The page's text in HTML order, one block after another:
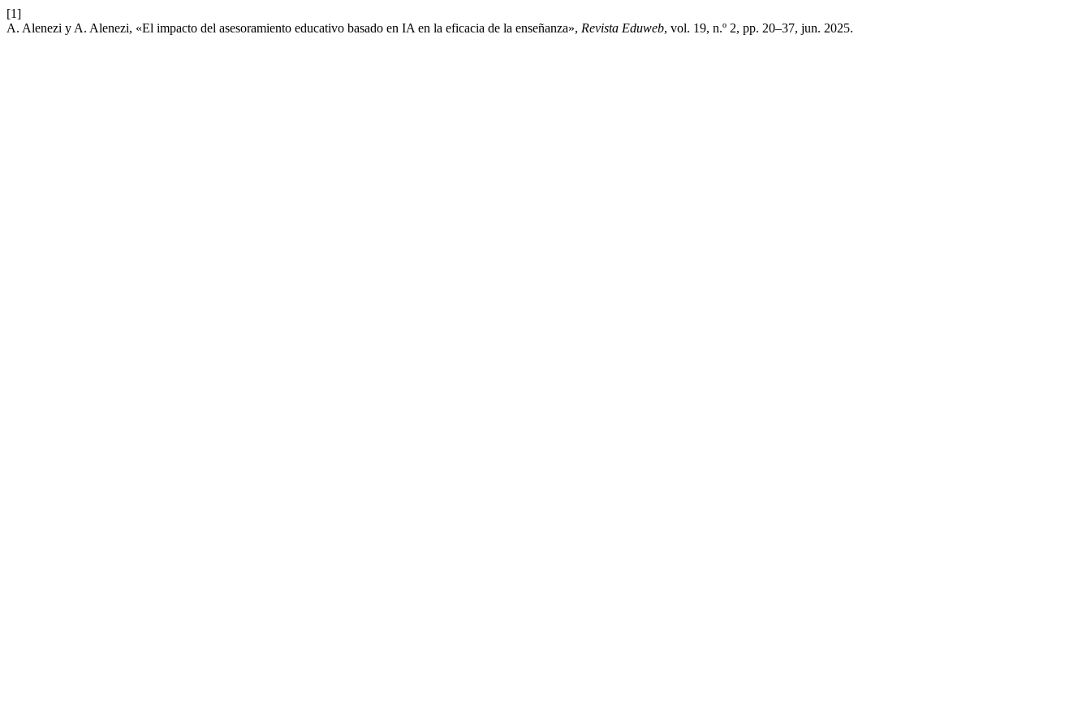
[1]
A. Alenezi y A. Alenezi, «El impacto del asesoramiento educativo basado en IA en la eficacia de la enseñanza», Revista Eduweb, vol. 19, n.º 2, pp. 20–37, jun. 2025.